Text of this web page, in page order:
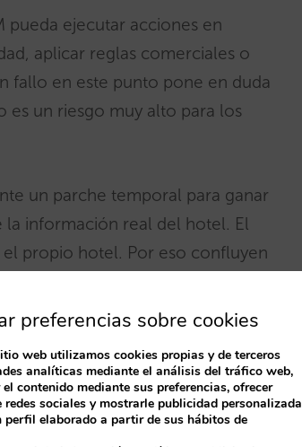
pueda ejecutar acciones en
aplicar reglas comerciales o
fallo en este punto pone en duda
es un riesgo muy alto para los
un parche temporal para ganar
la información real del hotel. El
propio hotel. Por eso confluyen
a entenderse. El protocolo
sea posible.
preferencias sobre cookies
web utilizamos cookies propias y de terceros
analíticas mediante el análisis del tráfico web,
contenido mediante sus preferencias, ofrecer
redes sociales y mostrarle publicidad personalizada
perfil elaborado a partir de sus hábitos de